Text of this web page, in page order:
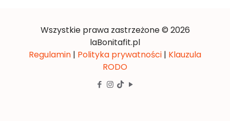
Wszystkie prawa zastrzeżone © 2026
laBonitafit.pl
Regulamin | Polityka prywatności | Klauzula
RODO